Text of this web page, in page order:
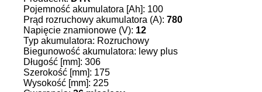
Pojemność akumulatora [Ah]: 100
Prąd rozruchowy akumulatora (A): 780
Napięcie znamionowe (V): 12
Typ akumulatora: Rozruchowy
Biegunowość akumulatora: lewy plus
Długość [mm]: 306
Szerokość [mm]: 175
Wysokość [mm]: 225